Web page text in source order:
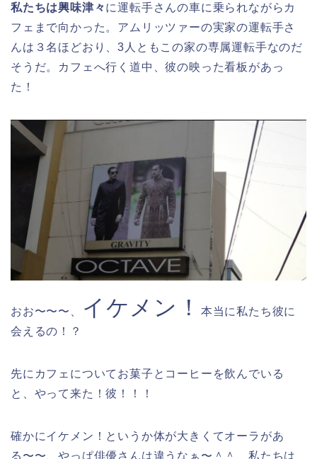
私たちは興味津々に運転手さんの車に乗られながらカ
フェまで向かった。アムリッツァーの実家の運転手さ
んは３名ほどおり、3人ともこの家の専属運転手なのだ
そうだ。カフェへ行く道中、彼の映った看板があっ
た！
おお〜〜〜、 イケメン！
本当に私たち彼に
会えるの！？
先にカフェについてお菓子とコーヒーを飲んでいる
と、やって来た！彼！！！
確かにイケメン！というか体が大きくてオーラがあ
る〜〜、やっぱ俳優さんは違うなぁ〜＾＾ 私たちは